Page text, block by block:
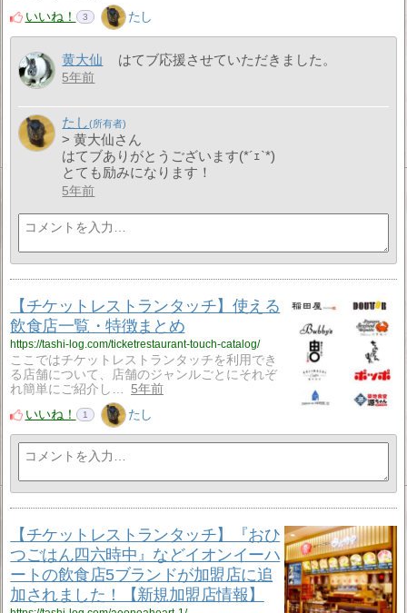
いいね！
3 たし
黄大仙 はてブ応援させていただきました。
5年前
たし
> 黄大仙さん
はてブありがとうございます(*´ｪ`*)
とても励みになります！
5年前
【チケットレストランタッチ】使える
飲食店一覧・特徴まとめ
https://tashi-log.com/ticketrestaurant-touch-catalog/
ここではチケットレストランタッチを利用でき
る店舗について、店舗のジャンルごとにそれぞ
れ簡単にご紹介し…
5年前
いいね！
1 たし
【チケットレストランタッチ】『おひ
つごはん四六時中』などイオンイーハ
ートの飲食店5ブランドが加盟店に追
加されました！【新規加盟店情報】